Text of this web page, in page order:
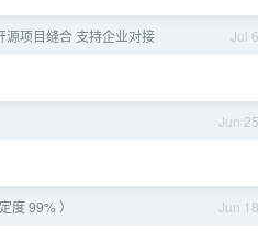
Jul 6
源项目缝合 支持企业对接
Jun 25
Jun 18
度 99% ）